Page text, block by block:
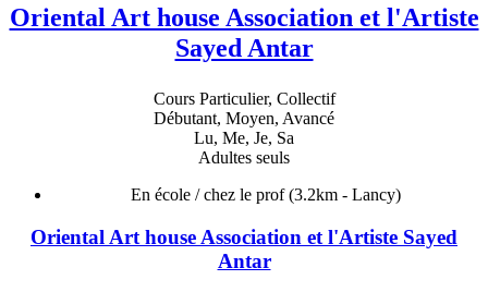
Oriental Art house Association et l'Artiste
Sayed Antar
Cours Particulier, Collectif
Débutant, Moyen, Avancé
Lu, Me, Je, Sa
Adultes seuls
En école / chez le prof(3.2km - Lancy)
Oriental Art house Association et l'Artiste Sayed
Antar